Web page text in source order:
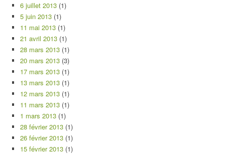
6 juillet 2013 (1)
5 juin 2013 (1)
11 mai 2013 (1)
21 avril 2013 (1)
28 mars 2013 (1)
20 mars 2013 (3)
17 mars 2013 (1)
13 mars 2013 (1)
12 mars 2013 (1)
11 mars 2013 (1)
1 mars 2013 (1)
28 février 2013 (1)
26 février 2013 (1)
15 février 2013 (1)